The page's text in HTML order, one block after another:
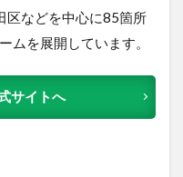
区などを中心に85箇所
ムを展開しています。
サイトへ